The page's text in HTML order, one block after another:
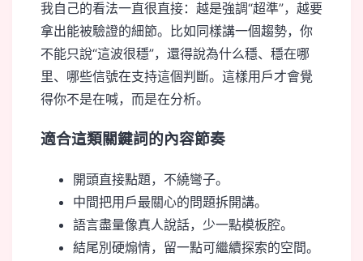
我自己的看法一直很直接：越是強調“超準”，越要
拿出能被驗證的細節。比如同樣講一個趨勢，你
不能只說“這波很穩”，還得說為什么穩、穩在哪
里、哪些信號在支持這個判斷。這樣用戶才會覺
得你不是在喊，而是在分析。
適合這類關鍵詞的內容節奏
開頭直接點題，不繞彎子。
中間把用戶最關心的問題拆開講。
語言盡量像真人說話，少一點模板腔。
結尾別硬煽情，留一點可繼續探索的空間。